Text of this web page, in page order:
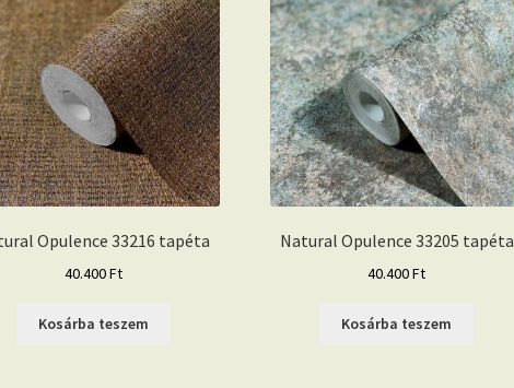
Opulence 33216 tapéta
40.400Ft
Kosárba teszem
Natural Opulence 33205 tapéta
40.400Ft
Kosárba teszem